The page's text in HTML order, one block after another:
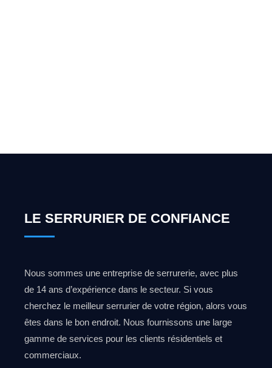
LE SERRURIER DE CONFIANCE
Nous sommes une entreprise de serrurerie, avec plus
de 14 ans d’expérience dans le secteur. Si vous
cherchez le meilleur serrurier de votre région, alors vous
êtes dans le bon endroit. Nous fournissons une large
gamme de services pour les clients résidentiels et
commerciaux.